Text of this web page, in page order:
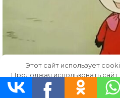
Этот сайт использует
Продолжая использовать
работу с этими